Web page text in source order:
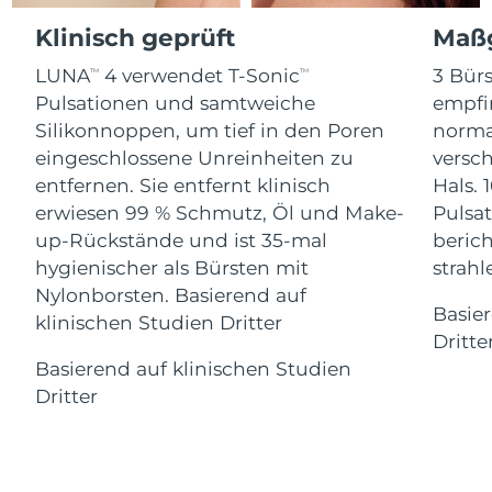
Klinisch geprüft
LUNATM 4 verwendet T-SonicTM
Pulsationen und samtweiche
Silikonnoppen, um tief in den Poren
eingeschlossene Unreinheiten zu
entfernen. Sie entfernt klinisch
erwiesen 99 % Schmutz, Öl und Make-
up-Rückstände und ist 35-mal
hygienischer als Bürsten mit
Nylonborsten. Basierend auf
klinischen Studien Dritter
Basierend auf klinischen Studien
Dritter
3
Hals.
For healthy hair
Kosmetik
Kaufe alles
FOREO APP
ÜBER
Isle of Man 8/13/26
Israel Erwartete Lieferung 8/15/26
Italien Erwartete Lieferung
Japan Erwartete Lieferung
Jersey Erwartete Lieferung 8/16/26
Kasachstan Erwartete Lieferung
8/11/26
Lettland